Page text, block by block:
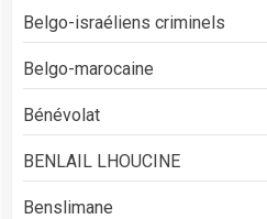
Belgo-israéliens criminels
Belgo-marocaine
Bénévolat
BENLAIL LHOUCINE
Benslimane